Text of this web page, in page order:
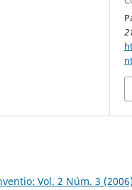
Vol. 2 Núm. 3